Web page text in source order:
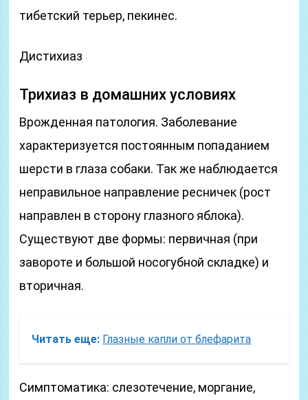
тибетский терьер, пекинес.
Дистихиаз
Трихиаз в домашних условиях
Врожденная патология. Заболевание
характеризуется постоянным попаданием
шерсти в глаза собаки. Так же наблюдается
неправильное направление ресничек (рост
направлен в сторону глазного яблока).
Существуют две формы: первичная (при
завороте и большой носогубной складке) и
вторичная.
Читать еще: Глазные капли от блефарита
Симптоматика: слезотечение, моргание,